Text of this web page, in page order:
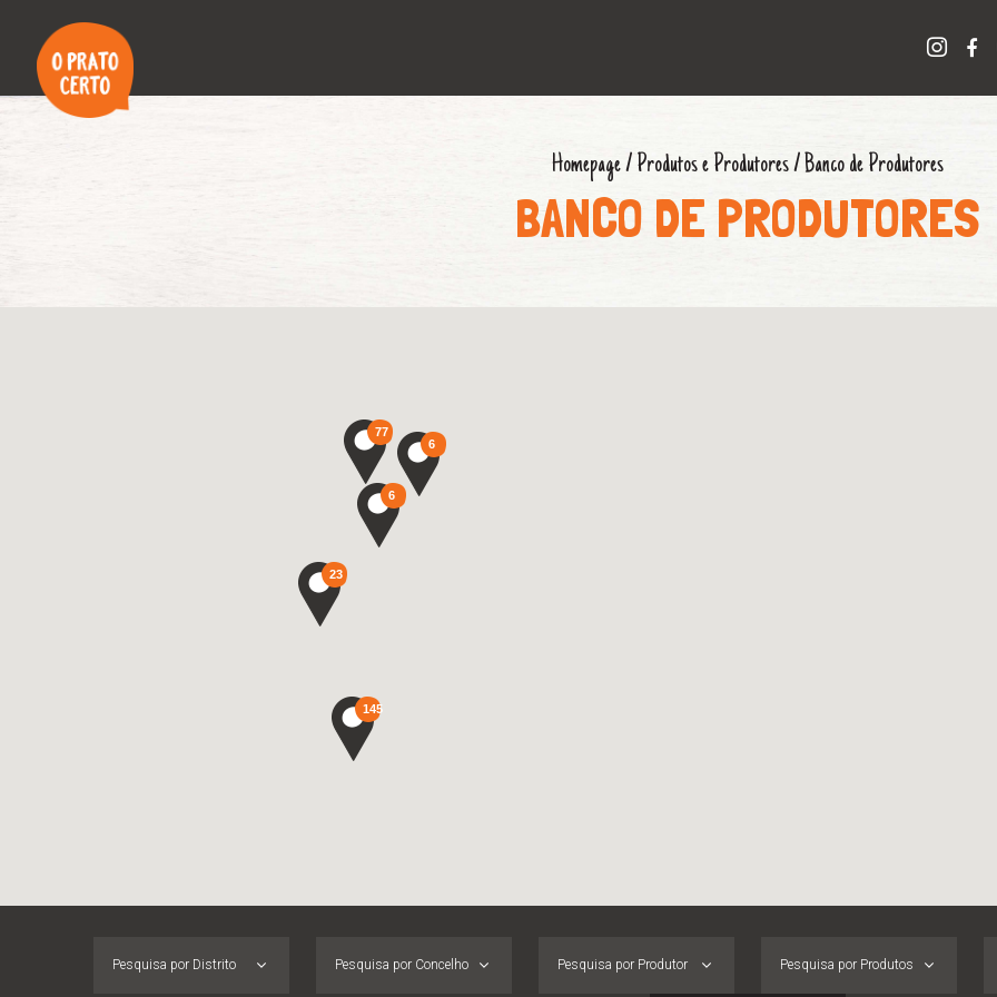
Homepage/ Produtos e Produtores/ Banco de Produtores
BANCO DE PRODUTORES
145
6
23
77
6
Pesquisa por Distrito Pesquisa por Concelho Pesquisa por Produtor Pesquisa por Produtos